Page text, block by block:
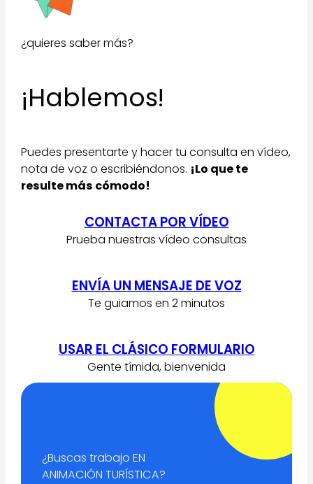
¿quieres saber más?
¡Hablemos!
Puedes presentarte y hacer tu consulta en vídeo,
nota de voz o escribiéndonos. ¡Lo que te
resulte más cómodo!
CONTACTA POR VÍDEO
Prueba nuestras vídeo consultas
ENVÍA UN MENSAJE DE VOZ
Te guiamos en 2 minutos
USAR EL CLÁSICO FORMULARIO
Gente tímida, bienvenida
¿Buscas trabajo EN
ANIMACIÓN TURÍSTICA?